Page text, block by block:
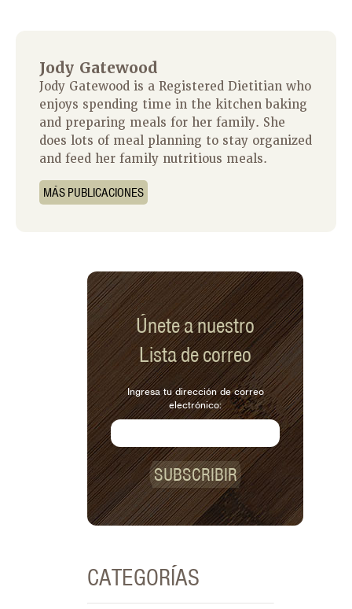
Jody Gatewood
Jody Gatewood is a Registered Dietitian who
enjoys spending time in the kitchen baking
and preparing meals for her family. She
does lots of meal planning to stay organized
and feed her family nutritious meals.
MÁS PUBLICACIONES
Únete a nuestro
Lista de correo
Ingresa tu dirección de correo
electrónico:
SUBSCRIBIR
CATEGORÍAS